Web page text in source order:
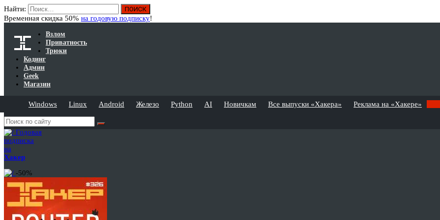
Найти:
Временная скидка 50% на годовую подписку!
Взлом
Приватность
Трюки
Кодинг
Админ
Geek
Магазин
Windows Linux Android Железо Python AI Новичкам Все выпуски «Хакера» Реклама на «Хакере»
Годовая
подписка
на
Хакер
-50%